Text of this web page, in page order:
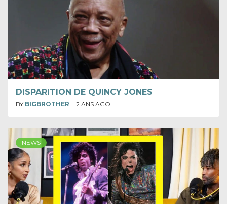
DISPARITION DE QUINCY JONES
BY BIGBROTHER 2 ANS AGO
NEWS